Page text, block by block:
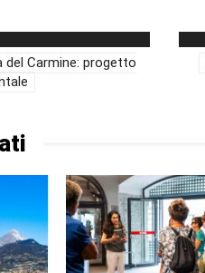
del Carmine: progetto